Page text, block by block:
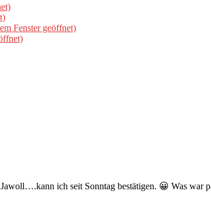
Fenster geöffnet)
ich seit Sonntag bestätigen. 😀 Was